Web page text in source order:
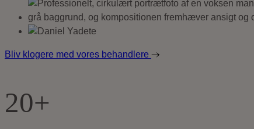
Bliv klogere med vores behandlere
20+